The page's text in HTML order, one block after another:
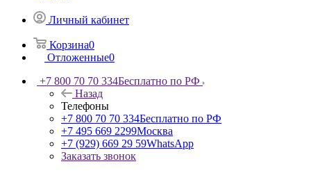
Личный кабинет
Корзина0
Отложенные0
+7 800 70 70 334Бесплатно по РФ
Назад
Телефоны
+7 800 70 70 334Бесплатно по РФ
+7 495 669 2299Москва
+7 (929) 669 29 59WhatsApp
Заказать звонок